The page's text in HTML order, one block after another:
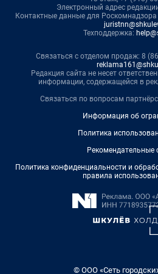
Электронный адрес
Контактные данные для Роскомнадзора
Техподдержка:
Связаться с отделом продаж: 8
Редакция сайта не несет
информации, содержащейся в
Связаться по вопросам
Информация об
Политика
Рекомендательные
Политика конфиденциальности и
правила
© ООО «Сеть